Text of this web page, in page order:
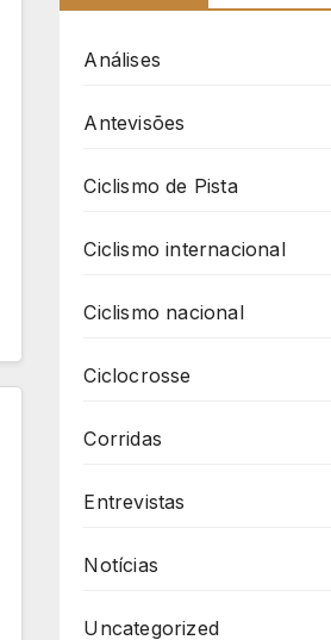
Análises
Antevisões
Ciclismo de Pista
Ciclismo internacional
Ciclismo nacional
Ciclocrosse
Corridas
Entrevistas
Notícias
Uncategorized